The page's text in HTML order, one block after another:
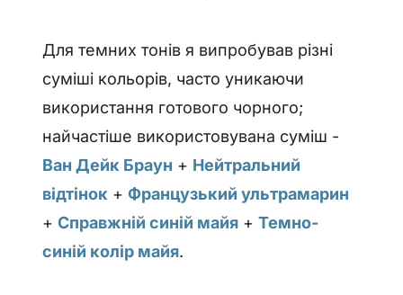
Для темних тонів я випробував різні
суміші кольорів, часто уникаючи
використання готового чорного;
найчастіше використовувана суміш -
Ван Дейк Браун + Нейтральний
відтінок +Французький ультрамарин
+Справжній синій майя +Темно-
синій колір майя.